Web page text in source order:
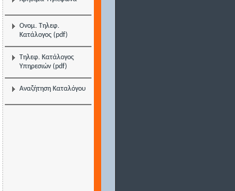
Ονομ. Τηλεφ.
Κατάλογος (pdf)
Τηλεφ. Κατάλογος
Υπηρεσιών (pdf)
Αναζήτηση Καταλόγου